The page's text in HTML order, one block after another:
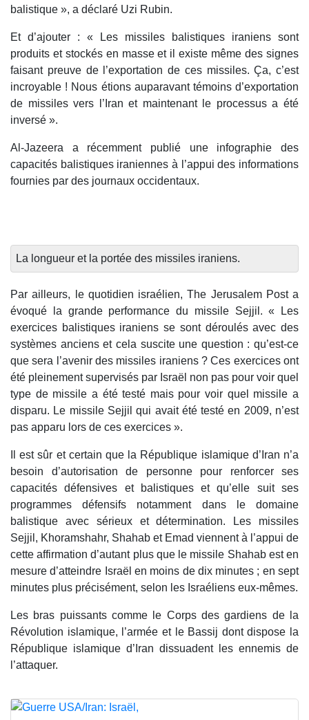
balistique », a déclaré Uzi Rubin.
Et d’ajouter : « Les missiles balistiques iraniens sont
produits et stockés en masse et il existe même des signes
faisant preuve de l’exportation de ces missiles. Ça, c’est
incroyable ! Nous étions auparavant témoins d’exportation
de missiles vers l’Iran et maintenant le processus a été
inversé ».
Al-Jazeera a récemment publié une infographie des
capacités balistiques iraniennes à l’appui des informations
fournies par des journaux occidentaux.
La longueur et la portée des missiles iraniens.
Par ailleurs, le quotidien israélien, The Jerusalem Post a
évoqué la grande performance du missile Sejjil. « Les
exercices balistiques iraniens se sont déroulés avec des
systèmes anciens et cela suscite une question : qu’est-ce
que sera l’avenir des missiles iraniens ? Ces exercices ont
été pleinement supervisés par Israël non pas pour voir quel
type de missile a été testé mais pour voir quel missile a
disparu. Le missile Sejjil qui avait été testé en 2009, n’est
pas apparu lors de ces exercices ».
Il est sûr et certain que la République islamique d’Iran n’a
besoin d’autorisation de personne pour renforcer ses
capacités défensives et balistiques et qu’elle suit ses
programmes défensifs notamment dans le domaine
balistique avec sérieux et détermination. Les missiles
Sejjil, Khoramshahr, Shahab et Emad viennent à l’appui de
cette affirmation d’autant plus que le missile Shahab est en
mesure d’atteindre Israël en moins de dix minutes ; en sept
minutes plus précisément, selon les Israéliens eux-mêmes.
Les bras puissants comme le Corps des gardiens de la
Révolution islamique, l’armée et le Bassij dont dispose la
République islamique d’Iran dissuadent les ennemis de
l’attaquer.